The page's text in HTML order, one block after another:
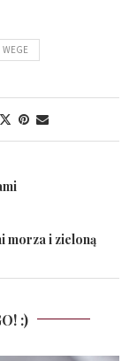
WEGE
morza i zieloną
:)